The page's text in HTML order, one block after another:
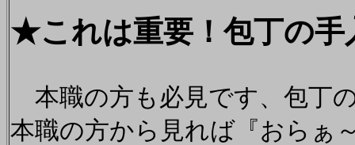
★これは重要！包丁の手
本職の方も必見です、包丁
本職の方から見れば『おらぁ